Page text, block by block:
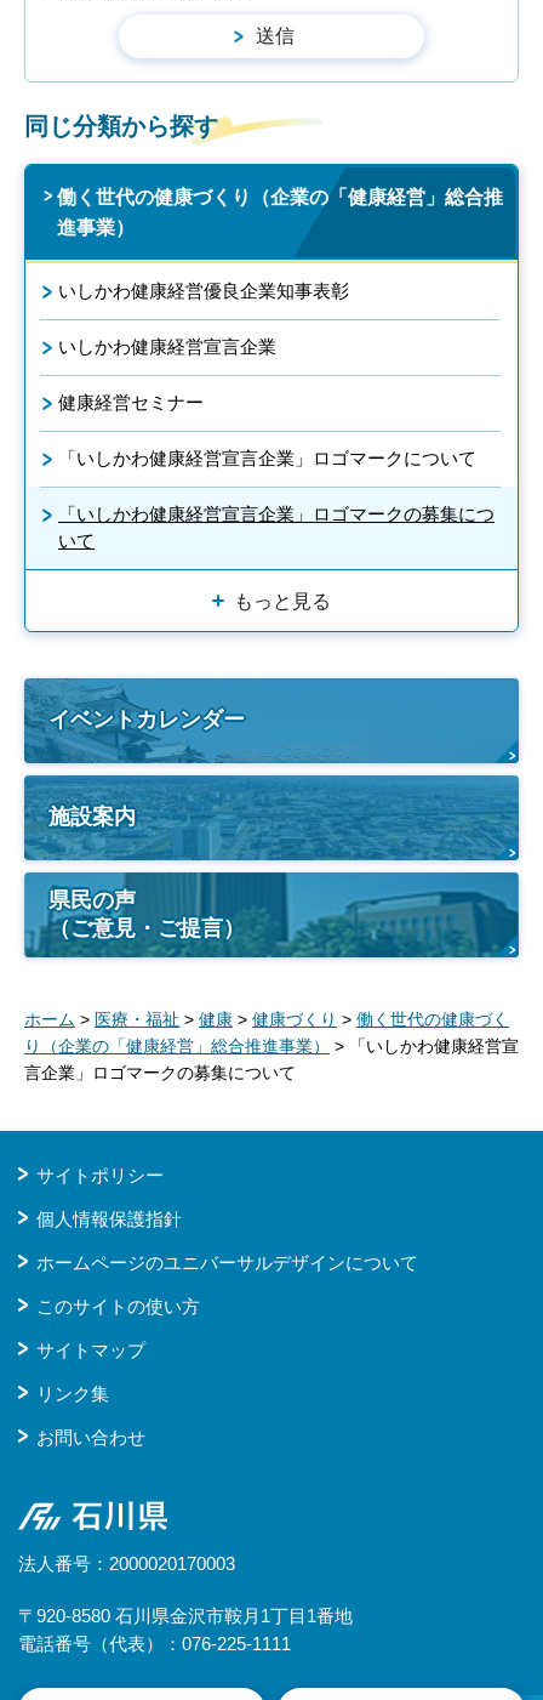
同じ分類から探す
働く世代の健康づくり（企業の「健康経営」総合推
進事業）
いしかわ健康経営優良企業知事表彰
いしかわ健康経営宣言企業
健康経営セミナー
「いしかわ健康経営宣言企業」ロゴマークについて
「いしかわ健康経営宣言企業」ロゴマークの募集につ
いて
もっと見る
イベントカレンダー
施設案内
県民の声
（ご意見・ご提言）
ホーム > 医療・福祉 > 健康 > 健康づくり > 働く世代の健康づく
り（企業の「健康経営」総合推進事業）
> 「いしかわ健康経営宣
言企業」ロゴマークの募集について
サイトポリシー
個人情報保護指針
ホームページのユニバーサルデザインについて
このサイトの使い方
サイトマップ
リンク集
お問い合わせ
石川県
法人番号：2000020170003
〒920-8580 石川県金沢市鞍月1丁目1番地
電話番号（代表）：076-225-1111